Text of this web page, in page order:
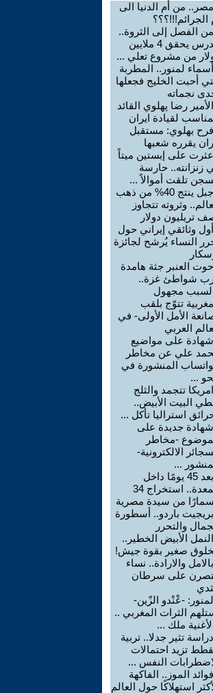
مصر.. من أم الدنيا الى
الجرائم!!!؟؟؟
من الفصل إلى الثروة..
مدرس يحقق 4 ملايين
من مشروع تعلي ...
أسماء لمنور.. المطربة
أحبت الخليج فجعلها
نجماته
الأمير رضا پهلوي القائد
لقيادة ايران
فرح بهلوي: مستقبل
يقرره شعبها
عثرت على إبستين ميتاً
زنزانته.. حارسة
تلقت أموالاً ...
جبل ينتج 40% من ذهب
وثروته تتجاوز
تريليون دولار
أول وثائقي إيراني حول
النساء يُرشح لجائزة
حوت العنبر جثة هامدة
شواطئ غزة..
مجهول
مغربية تتوّج بلقب
الأمل الأولى- في
العربي
شهادة على مواضيع
علي عن مخاطر
المنشورة في
...
امريكا تتجمد والثلج
البيت الأبيض..
استراليا تأكل ...
شهادة جديدة على
-مخاطر
الالكترونية-
...
بعد 45 يومًا داخل
المعدة.. استخراج 34
من سيدة مصرية
بريجيت باردو.. أسطورة
والتحرر
النمل الأبيض الخطير..
صغير بقوة جيش!
بالامل والارادة.. نساء
على سرطان
لمنور: -عْنْدو الزّين-
الثرات المغربي ..
ملك ...
دراسة تثير جدلا.. تربية
تزيد احتمالات
النفس ...
فوائد الموز.. الفاكهة
استهلاكًا حول العالم